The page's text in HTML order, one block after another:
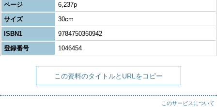
ページ
6,237p
サイズ
30cm
ISBN1
9784750360942
登録番号
1046454
この資料のタイトルとURLをコピー
このサービスについて